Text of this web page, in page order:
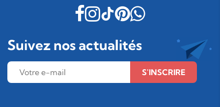
Suivez nos actualités
S'INSCRIRE